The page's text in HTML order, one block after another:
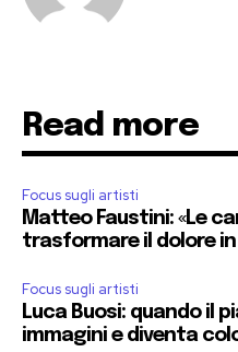
Read more
Focus sugli artisti
Matteo Faustini: «Le
trasformare il dolore in
Focus sugli artisti
Luca Buosi: quando il
immagini e diventa